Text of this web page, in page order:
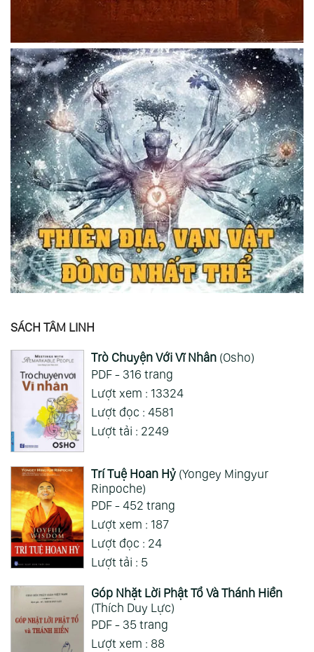
SÁCH TÂM LINH
Trò Chuyện Với Vĩ Nhân(Osho)
PDF - 316 trang
Lượt xem : 13324
Lượt đọc : 4581
Lượt tải : 2249
Trí Tuệ Hoan Hỷ(Yongey Mingyur
Rinpoche)
PDF - 452 trang
Lượt xem : 187
Lượt đọc : 24
Lượt tải : 5
Góp Nhặt Lời Phật Tổ Và Thánh Hiền
(Thích Duy Lực)
PDF - 35 trang
Lượt xem : 88